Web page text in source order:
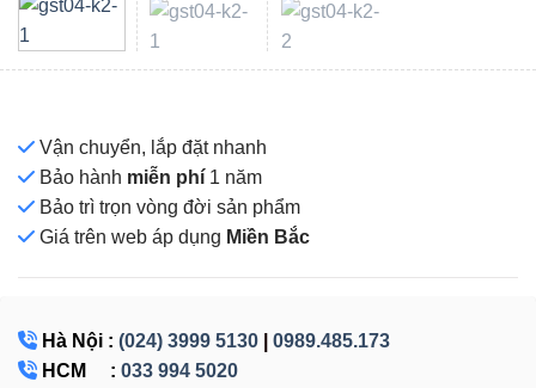
Vận chuyển, lắp đặt nhanh
Bảo hành miễn phí 1 năm
Bảo trì trọn vòng đời sản phẩm
Giá trên web áp dụng Miền Bắc
Hà Nội : (024) 3999 5130
0989.485.173
HCM : 033 994 5020